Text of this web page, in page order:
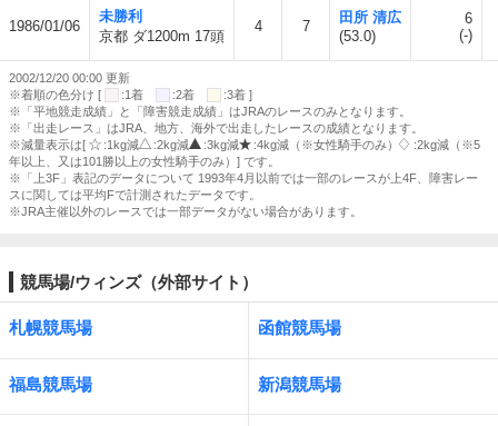
1986/01/06
未勝利
京都 ダ1200m 17頭
4 7
田所 清広
(53.0)
6
(-)
2002/12/20 00:00 更新
※着順の色分け [
:1着 :2着
:3着 ]
※「平地競走成績」と「障害競走成績」はJRAのレースのみとなります。
※「出走レース」はJRA、地方、海外で出走したレースの成績となります。
※減量表示は[
:1kg減 :2kg減 :3kg減 :4kg減（※女性騎手のみ）
:2kg減（※5
年以上、又は101勝以上の女性騎手のみ）] です。
※「上3F」表記のデータについて 1993年4月以前では一部のレースが上4F、障害レー
スに関しては平均Fで計測されたデータです。
※JRA主催以外のレースでは一部データがない場合があります。
競馬場/ウィンズ（外部サイト）
札幌競馬場 函館競馬場
福島競馬場 新潟競馬場